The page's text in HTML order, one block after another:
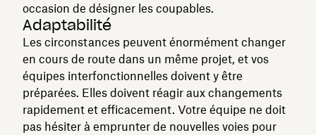
occasion de désigner les coupables.
Adaptabilité
Les circonstances peuvent énormément changer
en cours de route dans un même projet, et vos
équipes interfonctionnelles doivent y être
préparées. Elles doivent réagir aux changements
rapidement et efficacement. Votre équipe ne doit
pas hésiter à emprunter de nouvelles voies pour